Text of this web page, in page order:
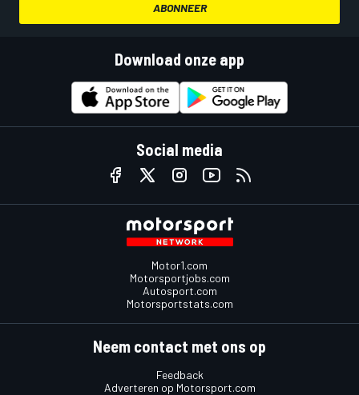
ABONNEER
Download onze app
Social media
Motor1.com
Motorsportjobs.com
Autosport.com
Motorsportstats.com
Neem contact met ons op
Feedback
Adverteren op Motorsport.com